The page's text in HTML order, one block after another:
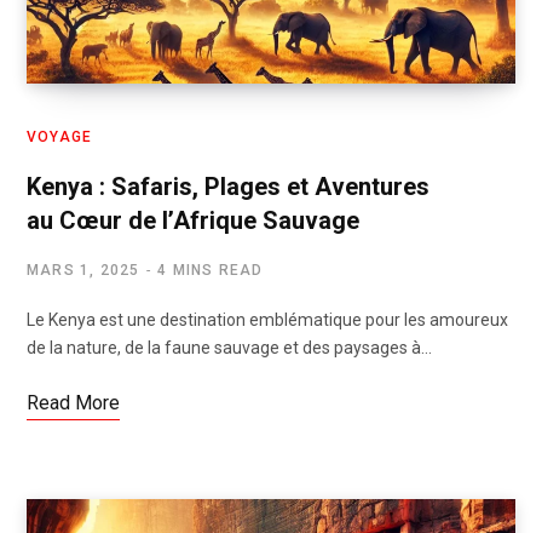
VOYAGE
Kenya : Safaris, Plages et Aventures
au Cœur de l’Afrique Sauvage
MARS 1, 2025 4 MINS READ
Le Kenya est une destination emblématique pour les amoureux
de la nature, de la faune sauvage et des paysages à…
Read More